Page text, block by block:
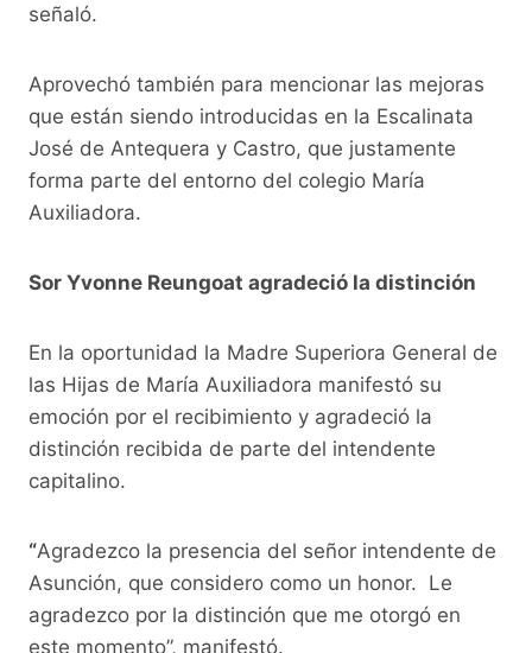
señaló.
Aprovechó también para mencionar las mejoras
que están siendo introducidas en la Escalinata
José de Antequera y Castro, que justamente
forma parte del entorno del colegio María
Auxiliadora.
Sor Yvonne Reungoat agradeció la distinción
En la oportunidad la Madre Superiora General de
las Hijas de María Auxiliadora manifestó su
emoción por el recibimiento y agradeció la
distinción recibida de parte del intendente
capitalino.
“Agradezco la presencia del señor intendente de
Asunción, que considero como un honor. Le
agradezco por la distinción que me otorgó en
este momento”, manifestó.